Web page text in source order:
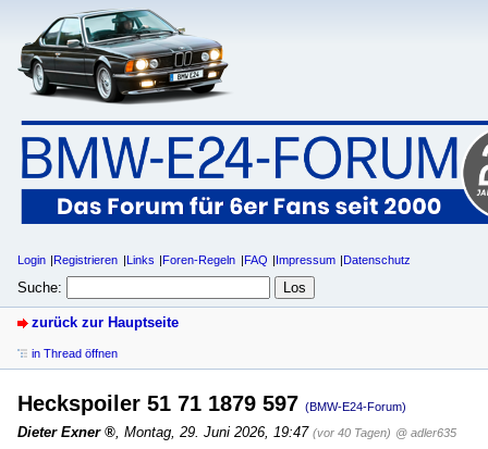
Login Registrieren Links Foren-Regeln FAQ Impressum Datenschutz
Suche:
zurück zur Hauptseite
in Thread öffnen
Heckspoiler 51 71 1879 597 (BMW-E24-Forum)
Dieter Exner Montag, 29. Juni 2026, 19:47 (vor 40 Tagen) @ adler635